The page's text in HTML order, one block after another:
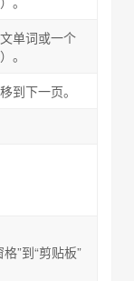
单词或一个
。
到下一页。
”到“剪贴板”